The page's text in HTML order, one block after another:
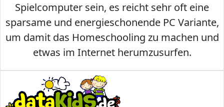
Spielcomputer sein, es reicht sehr oft eine
sparsame und energieschonende PC Variante,
um damit das Homeschooling zu machen und
etwas im Internet herumzusurfen.